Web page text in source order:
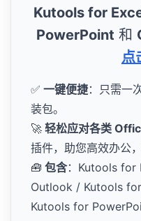
Kutools for
PowerPoint 和
点
✅ 一键便捷：只需一
装包。
🚀 轻松应对各类
插件，助您高效办公
🧰 包含：Kutools for
Outlook / Kutools
Kutools for